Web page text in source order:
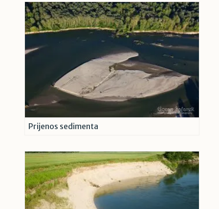
Prijenos sedimenta